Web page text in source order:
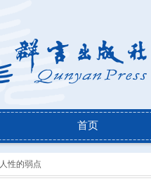
首页
人性的弱点